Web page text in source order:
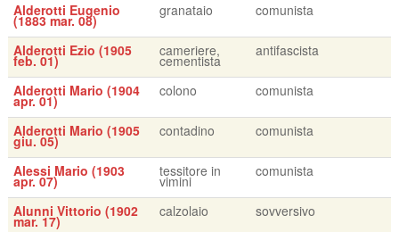
Alderotti Eugenio
(1883 mar. 08)
granataio comunista
Alderotti Ezio (1905
feb. 01)
cameriere,
cementista
antifascista
Alderotti Mario (1904
apr. 01)
colono comunista
Alderotti Mario (1905
giu. 05)
contadino comunista
Alessi Mario (1903
apr. 07)
tessitore in
vimini
comunista
Alunni Vittorio (1902
mar. 17)
calzolaio sovversivo